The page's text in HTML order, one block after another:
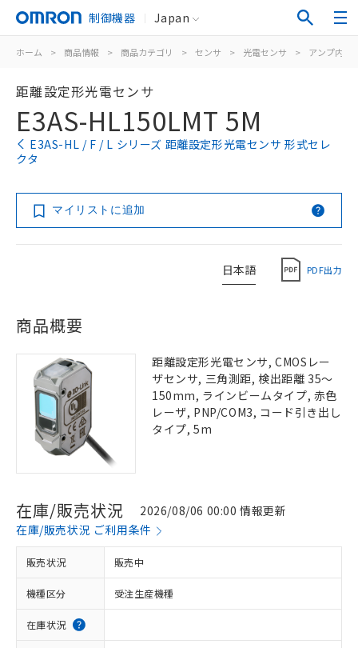
制御機器 Japan
ホーム > 商品情報 > 商品カテゴリ > センサ > 光電センサ > アンプ内蔵
距離設定形光電センサ
E3AS-HL150LMT 5M
E3AS-HL / F / L シリーズ 距離設定形光電センサ 形式セレ
クタ
マイリストに追加
日本語 PDF出力
商品概要
距離設定形光電センサ, CMOSレー
ザセンサ, 三角測距, 検出距離 35～
150mm, ラインビームタイプ, 赤色
レーザ, PNP/COM3, コード引き出し
タイプ, 5m
在庫/販売状況
2026/08/06 00:00 情報更新
在庫/販売状況 ご利用条件
販売状況 販売中
機種区分 受注生産機種
在庫状況